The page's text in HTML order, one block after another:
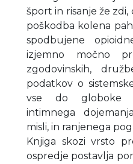
šport in risanje že
poškodba kolena
spodbujene
izjemno močno
zgodovinskih,
podatkov o
vse do globoke
intimnega
misli, in ranjenega
Knjiga skozi vrsto
ospredje postavlja